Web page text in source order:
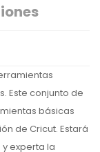
Este conjunto de
básicas
de Cricut. Estará
experta la